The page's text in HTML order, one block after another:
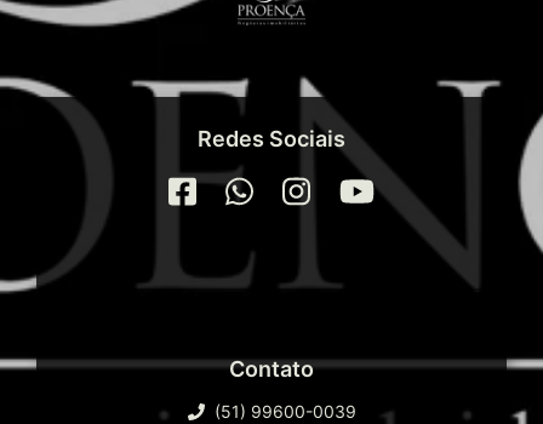
Redes Sociais
Contato
(51) 99600-0039